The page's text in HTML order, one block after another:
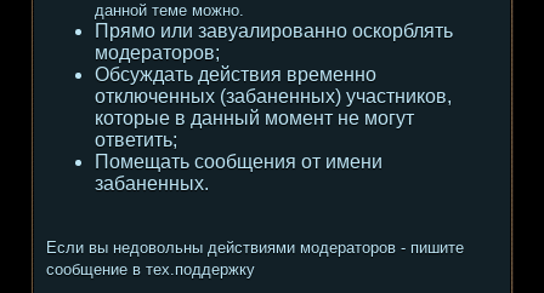
данной теме можно.
Прямо или завуалированно оскорблять
модераторов;
Обсуждать действия временно
отключенных (забаненных) участников,
которые в данный момент не могут
ответить;
Помещать сообщения от имени
забаненных.
Если вы недовольны действиями модераторов - пишите
сообщение в тех.поддержку